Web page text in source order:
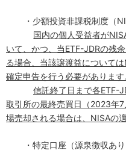
・少額投資非課税制度（
国内の個人受益者が
いて、かつ、当ETF-JDRの残
る場合、当該譲渡益については
確定申告を行う必要があります
信託終了日まで各ETF-
取引所の最終売買日（2023年7
場売却される場合は、 NISAの
・特定口座（源泉徴収あ